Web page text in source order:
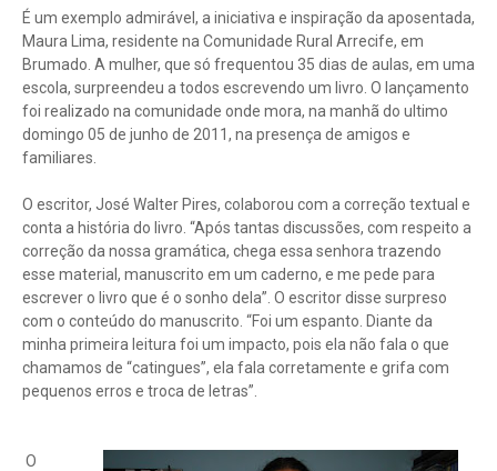
É um exemplo admirável, a iniciativa e inspiração da aposentada,
Maura Lima, residente na Comunidade Rural Arrecife, em
Brumado. A mulher, que só frequentou 35 dias de aulas, em uma
escola, surpreendeu a todos escrevendo um livro. O lançamento
foi realizado na comunidade onde mora, na manhã do ultimo
domingo 05 de junho de 2011, na presença de amigos e
familiares.
O escritor, José Walter Pires, colaborou com a correção textual e
conta a história do livro. “Após tantas discussões, com respeito a
correção da nossa gramática, chega essa senhora trazendo
esse material, manuscrito em um caderno, e me pede para
escrever o livro que é o sonho dela”. O escritor disse surpreso
com o conteúdo do manuscrito. “Foi um espanto. Diante da
minha primeira leitura foi um impacto, pois ela não fala o que
chamamos de “catingues”, ela fala corretamente e grifa com
pequenos erros e troca de letras”.
O